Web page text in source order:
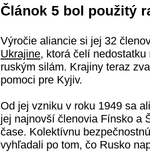
Článok 5 bol použitý
Výročie aliancie si jej 32
Ukrajine, ktorá čelí
ruským silám. Krajiny teraz
pomoci pre Kyjiv.
Od jej vzniku v roku 1949 sa
jej najnovší členovia Fínsko a
čase. Kolektívnu
vyhľadali po tom, čo Rusko